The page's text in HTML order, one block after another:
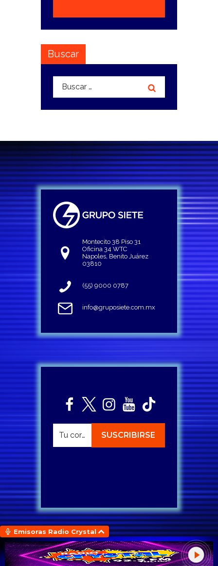
Buscar
Buscar:
Montecito 38 Piso 31
Oficina 34 WTC
Napoles, Benito Juárez
03810
(55) 9000 0787
info@gruposiete.com.mx
Emisoras Radio Crystal